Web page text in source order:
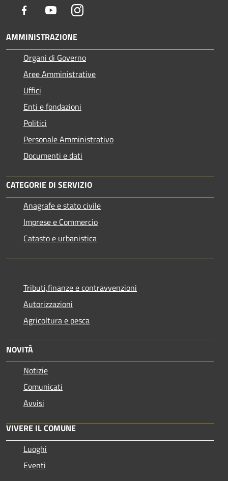
Facebook YoutubeInstagram
AMMINISTRAZIONE
Organi di Governo
Aree Amministrative
Uffici
Enti e fondazioni
Politici
Personale Amministrativo
Documenti e dati
CATEGORIE DI SERVIZIO
Anagrafe e stato civile
Imprese e Commercio
Catasto e urbanistica
Tributi,finanze e contravvenzioni
Autorizzazioni
Agricoltura e pesca
NOVITÀ
Notizie
Comunicati
Avvisi
VIVERE IL COMUNE
Luoghi
Eventi